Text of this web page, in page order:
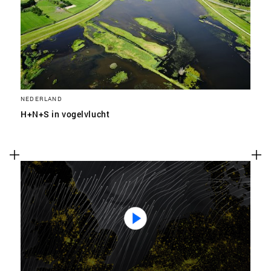
NEDERLAND
H+N+S in vogelvlucht
SLA VOORKEUREN OP